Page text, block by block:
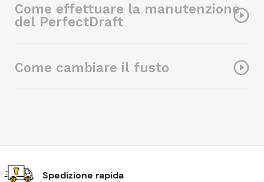
Come effettuare la manutenzione
del PerfectDraft
Come cambiare il fusto
Spedizione rapida